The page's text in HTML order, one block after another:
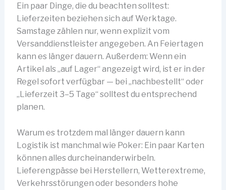
Ein paar Dinge, die du beachten solltest:
Lieferzeiten beziehen sich auf Werktage.
Samstage zählen nur, wenn explizit vom
Versanddienstleister angegeben. An Feiertagen
kann es länger dauern. Außerdem: Wenn ein
Artikel als „auf Lager“ angezeigt wird, ist er in der
Regel sofort verfügbar — bei „nachbestellt“ oder
„Lieferzeit 3–5 Tage“ solltest du entsprechend
planen.
Warum es trotzdem mal länger dauern kann
Logistik ist manchmal wie Poker: Ein paar Karten
können alles durcheinanderwirbeln.
Lieferengpässe bei Herstellern, Wetterextreme,
Verkehrsstörungen oder besonders hohe